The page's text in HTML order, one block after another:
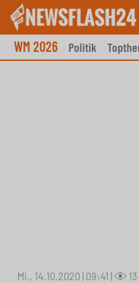
WM 2026 Politik
Mi., 14.10.2020 | 09:41 13